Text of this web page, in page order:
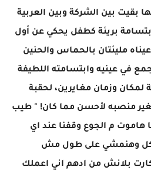
بقيت بين الشركة وبين العربية
بريئة كطفل يحكي عن أول
مليئتان بالحماس والحنين
في عينيه وابتسامته اللطيفة
لمكان وزمان مغايرين، لحقبة
منصبه لأحسن مما كان! " طيب
م الجوع وقفنا عند اي
وهنمشي على طول مش
بلانش من ادهم اني اعملك